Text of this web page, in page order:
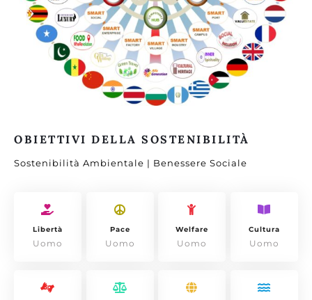
OBIETTIVI DELLA SOSTENIBILITÀ
Sostenibilità Ambientale | Benessere Sociale
Libertà
Uomo
Pace
Uomo
Welfare
Uomo
Cultura
Uomo